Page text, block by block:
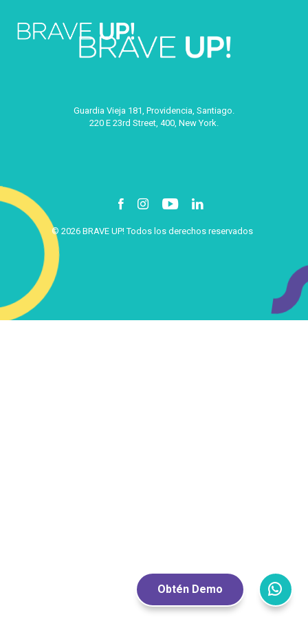
Obtén Demo
Guardia Vieja 181, Providencia, Santiago.
220 E 23rd Street, 400, New York.
© 2026 BRAVE UP! Todos los derechos reservados